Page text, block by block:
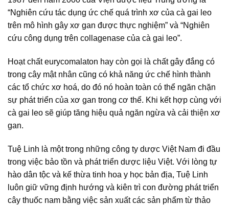
“Nghiên cứu tác dụng ức chế quá trình xơ của cà gai leo
trên mô hình gây xơ gan được thực nghiệm” và “Nghiên
cứu công dụng trên collagenase của cà gai leo”.
Hoạt chất eurycomalaton hay còn gọi là chất gây đắng có
trong cây mật nhân cũng có khả năng ức chế hình thành
các tổ chức xơ hoá, do đó nó hoàn toàn có thể ngăn chặn
sự phát triển của xơ gan trong cơ thể. Khi kết hợp cùng với
cà gai leo sẽ giúp tăng hiệu quả ngăn ngừa và cải thiện xơ
gan.
Tuệ Linh là một trong những công ty dược Việt Nam đi đầu
trong việc bảo tồn và phát triển dược liệu Việt. Với lòng tự
hào dân tộc và kế thừa tinh hoa y học bản địa, Tuệ Linh
luôn giữ vững định hướng và kiên trì con đường phát triển
cây thuốc nam bằng việc sản xuất các sản phẩm từ thảo